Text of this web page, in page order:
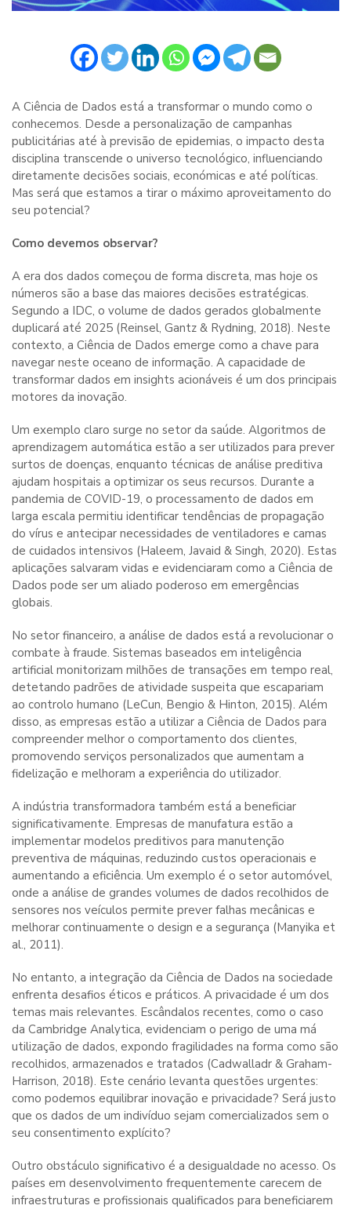
A Ciência de Dados está a transformar o mundo como o
conhecemos. Desde a personalização de campanhas
publicitárias até à previsão de epidemias, o impacto desta
disciplina transcende o universo tecnológico, influenciando
diretamente decisões sociais, económicas e até políticas.
Mas será que estamos a tirar o máximo aproveitamento do
seu potencial?
Como devemos observar?
A era dos dados começou de forma discreta, mas hoje os
números são a base das maiores decisões estratégicas.
Segundo a IDC, o volume de dados gerados globalmente
duplicará até 2025 (Reinsel, Gantz & Rydning, 2018). Neste
contexto, a Ciência de Dados emerge como a chave para
navegar neste oceano de informação. A capacidade de
transformar dados em insights acionáveis é um dos principais
motores da inovação.
Um exemplo claro surge no setor da saúde. Algoritmos de
aprendizagem automática estão a ser utilizados para prever
surtos de doenças, enquanto técnicas de análise preditiva
ajudam hospitais a optimizar os seus recursos. Durante a
pandemia de COVID-19, o processamento de dados em
larga escala permitiu identificar tendências de propagação
do vírus e antecipar necessidades de ventiladores e camas
de cuidados intensivos (Haleem, Javaid & Singh, 2020). Estas
aplicações salvaram vidas e evidenciaram como a Ciência de
Dados pode ser um aliado poderoso em emergências
globais.
No setor financeiro, a análise de dados está a revolucionar o
combate à fraude. Sistemas baseados em inteligência
artificial monitorizam milhões de transações em tempo real,
detetando padrões de atividade suspeita que escapariam
ao controlo humano (LeCun, Bengio & Hinton, 2015). Além
disso, as empresas estão a utilizar a Ciência de Dados para
compreender melhor o comportamento dos clientes,
promovendo serviços personalizados que aumentam a
fidelização e melhoram a experiência do utilizador.
A indústria transformadora também está a beneficiar
significativamente. Empresas de manufatura estão a
implementar modelos preditivos para manutenção
preventiva de máquinas, reduzindo custos operacionais e
aumentando a eficiência. Um exemplo é o setor automóvel,
onde a análise de grandes volumes de dados recolhidos de
sensores nos veículos permite prever falhas mecânicas e
melhorar continuamente o design e a segurança (Manyika et
al., 2011).
No entanto, a integração da Ciência de Dados na sociedade
enfrenta desafios éticos e práticos. A privacidade é um dos
temas mais relevantes. Escândalos recentes, como o caso
da Cambridge Analytica, evidenciam o perigo de uma má
utilização de dados, expondo fragilidades na forma como são
recolhidos, armazenados e tratados (Cadwalladr & Graham-
Harrison, 2018). Este cenário levanta questões urgentes:
como podemos equilibrar inovação e privacidade? Será justo
que os dados de um indivíduo sejam comercializados sem o
seu consentimento explícito?
Outro obstáculo significativo é a desigualdade no acesso. Os
países em desenvolvimento frequentemente carecem de
infraestruturas e profissionais qualificados para beneficiarem